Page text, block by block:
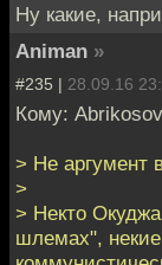
Ну какие,
Animan »
#235 | 28.09.16
Кому:
> Не аргумент
>
> Некто
шлемах", некие